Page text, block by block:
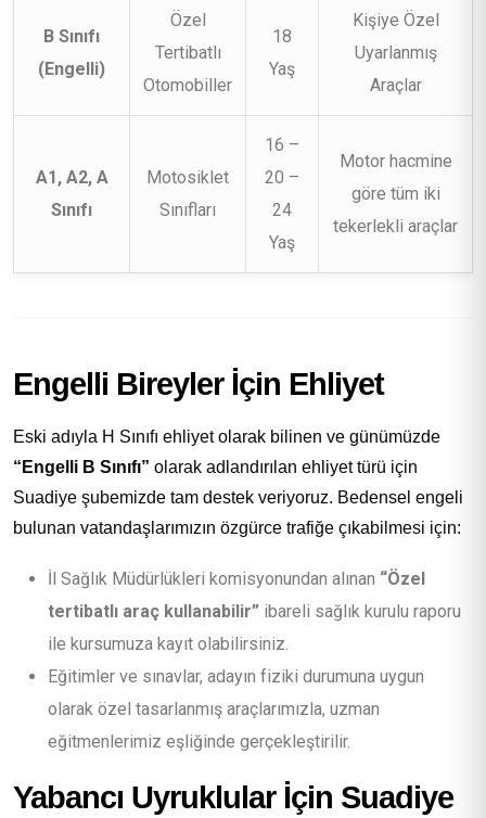
B Sınıfı
(Engelli)
Özel
Tertibatlı
Otomobiller
18
Yaş
Kişiye Özel
Uyarlanmış
Araçlar
A1, A2, A
Sınıfı
Motosiklet
Sınıfları
16 –
20 –
24
Yaş
Motor hacmine
göre tüm iki
tekerlekli araçlar
Engelli Bireyler İçin Ehliyet
Eski adıyla H Sınıfı ehliyet olarak bilinen ve günümüzde
“Engelli B Sınıfı” olarak adlandırılan ehliyet türü için
Suadiye şubemizde tam destek veriyoruz. Bedensel engeli
bulunan vatandaşlarımızın özgürce trafiğe çıkabilmesi için:
İl Sağlık Müdürlükleri komisyonundan alınan “Özel
tertibatlı araç kullanabilir” ibareli sağlık kurulu raporu
ile kursumuza kayıt olabilirsiniz.
Eğitimler ve sınavlar, adayın fiziki durumuna uygun
olarak özel tasarlanmış araçlarımızla, uzman
eğitmenlerimiz eşliğinde gerçekleştirilir.
Yabancı Uyruklular İçin Suadiye